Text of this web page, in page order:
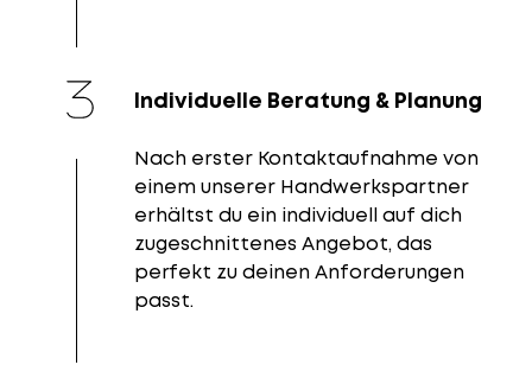
Individuelle Beratung & Planung
Nach erster Kontaktaufnahme von
einem unserer Handwerkspartner
erhältst du ein individuell auf dich
zugeschnittenes Angebot, das
perfekt zu deinen Anforderungen
passt.